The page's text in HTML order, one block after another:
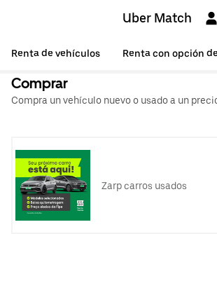
Uber Match
Renta de vehículos Renta con opción
Comprar
Compra un vehículo nuevo o usado a un
Zarp carros usados